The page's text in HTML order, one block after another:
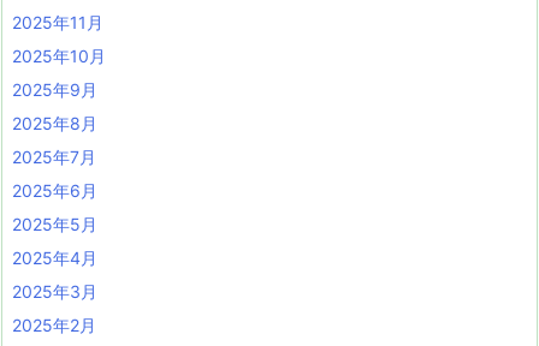
2025年11月
2025年10月
2025年9月
2025年8月
2025年7月
2025年6月
2025年5月
2025年4月
2025年3月
2025年2月